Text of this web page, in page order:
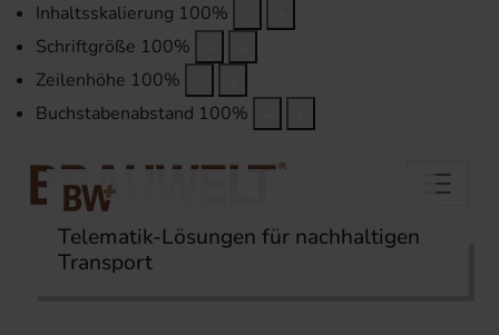
Inhaltsskalierung 100%
Schriftgröße 100%
Zeilenhöhe 100%
Buchstabenabstand 100%
Startseite Themen
Telematik-Lösungen für nachhaltigen
Transport